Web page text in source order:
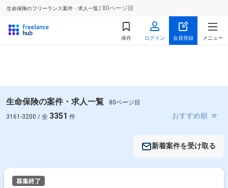
生命保険のフリーランス案件・求人一覧 | 80ページ目
保存 ログイン 会員登録 メニュー
生命保険の案件・求人一覧
80ページ目
3161-3200 / 全 3351 件
新着案件を受け取る